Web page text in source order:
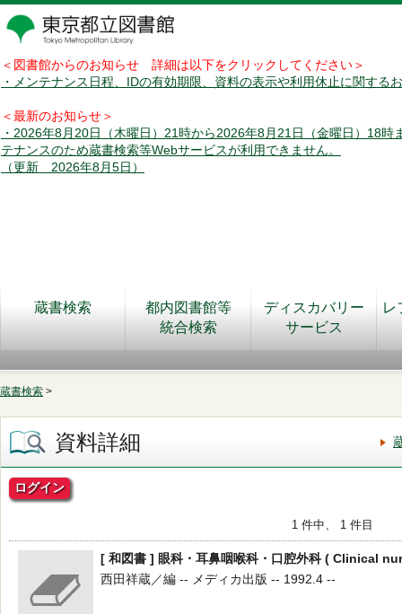
＜図書館からのお知らせ 詳細は以下をクリックしてください＞
・メンテナンス日程、IDの有効期限、資料の表示や利用休止に関する
＜最新のお知らせ＞
・2026年8月20日（木曜日）21時から2026年8月21日（金曜日）18時
テナンスのため蔵書検索等Webサービスが利用できません。
（更新 2026年8月5日）
蔵書検索
都内図書館等
統合検索
ディスカバリー
サービス
レ
蔵書検索 >
資料詳細
ログイン
1 件中、 1 件目
[ 和図書 ] 眼科・耳鼻咽喉科・口腔外科 ( Clinical
西田祥蔵／編 -- メディカ出版 -- 1992.4 --